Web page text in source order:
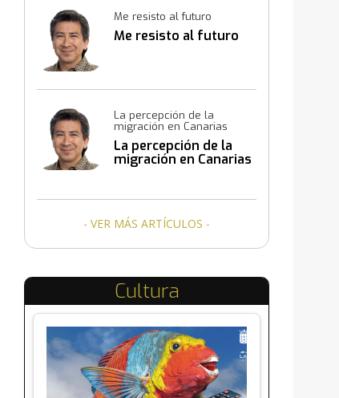
Me resisto al futuro
Me resisto al futuro
La percepción de la
migración en Canarias
La percepción de la
migración en Canarias
- VER MÁS ARTÍCULOS -
Cultura